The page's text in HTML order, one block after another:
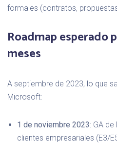
formales (contratos,
Roadmap esperado
meses
A septiembre de 2023, lo que
Microsoft:
1 de noviembre 2023: GA
clientes empresariales (E3/